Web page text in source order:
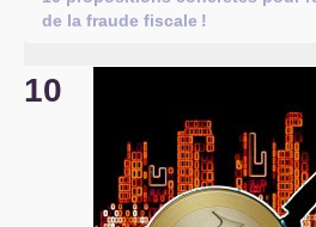
Lutter, Unir...
Comprendre...
de la fraude fiscale !
10